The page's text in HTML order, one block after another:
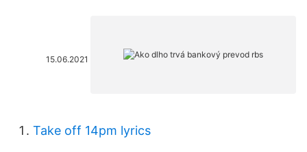
15.06.2021
Take off 14pm lyrics